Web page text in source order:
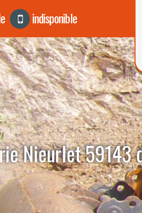
indisponible
Nieurlet 59143